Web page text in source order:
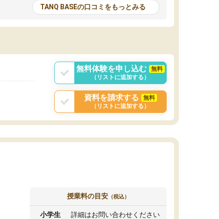
る機会が増えたり
試験対策の面接練
と伝えることもで
が多いので、その子達に感化されて自分も『も
っと何かに取り組んでみよう』と思えます。
はたらく部はオンラインなので、色々な場所の
TANQ BASEの口コミをもっとみる
無料体験を申し込む
無料
（リストに追加する）
資料を請求する
無料
（リストに追加する）
授業料の目安 （税込）
小学生 詳細はお問い合わせください